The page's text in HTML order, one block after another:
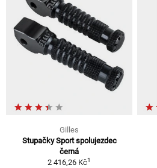
Gilles
Stupačky Sport spolujezdec
černá
2 416,26 Kč1